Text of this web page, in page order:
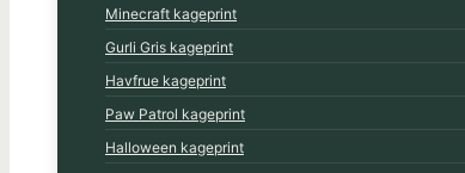
Minecraft kageprint
Gurli Gris kageprint
Havfrue kageprint
Paw Patrol kageprint
Halloween kageprint